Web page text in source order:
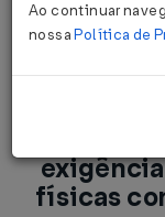
físicas
físicas
Ao continuar
nossaPolítica de